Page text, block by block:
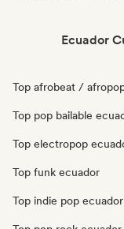
Ecuador
Top afrobeat /
Top pop bailable
Top electropop
Top funk ecuador
Top indie pop ecuador